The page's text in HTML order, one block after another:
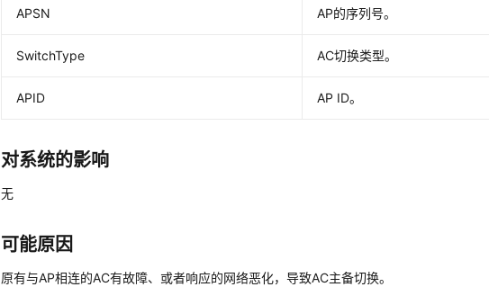
APSN AP的序列号。
SwitchType AC切换类型。
APID AP ID。
对系统的影响
无
可能原因
原有与AP相连的AC有故障、或者响应的网络恶化，导致AC主备切换。